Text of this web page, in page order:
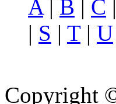
A | B | C |
| S | T| U
Copyright